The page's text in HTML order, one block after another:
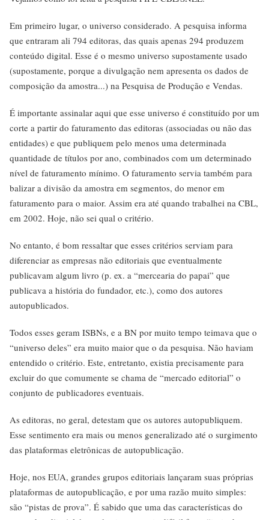
Em primeiro lugar, o universo considerado. A pesquisa informa
que entraram ali 794 editoras, das quais apenas 294 produzem
conteúdo digital. Esse é o mesmo universo supostamente usado
(supostamente, porque a divulgação nem apresenta os dados de
composição da amostra...) na Pesquisa de Produção e Vendas.
É importante assinalar aqui que esse universo é constituído por um
corte a partir do faturamento das editoras (associadas ou não das
entidades) e que publiquem pelo menos uma determinada
quantidade de títulos por ano, combinados com um determinado
nível de faturamento mínimo. O faturamento servia também para
balizar a divisão da amostra em segmentos, do menor em
faturamento para o maior. Assim era até quando trabalhei na CBL,
em 2002. Hoje, não sei qual o critério.
No entanto, é bom ressaltar que esses critérios serviam para
diferenciar as empresas não editoriais que eventualmente
publicavam algum livro (p. ex. a “mercearia do papai” que
publicava a história do fundador, etc.), como dos autores
autopublicados.
Todos esses geram ISBNs, e a BN por muito tempo teimava que o
“universo deles” era muito maior que o da pesquisa. Não haviam
entendido o critério. Este, entretanto, existia precisamente para
excluir do que comumente se chama de “mercado editorial” o
conjunto de publicadores eventuais.
As editoras, no geral, detestam que os autores autopubliquem.
Esse sentimento era mais ou menos generalizado até o surgimento
das plataformas eletrônicas de autopublicação.
Hoje, nos EUA, grandes grupos editoriais lançaram suas próprias
plataformas de autopublicação, e por uma razão muito simples:
são “pistas de prova”. É sabido que uma das características do